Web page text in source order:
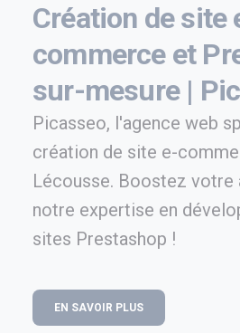
Création de site
commerce et
sur-mesure |
Picasseo, l'agence web
création de site e-
Lécousse. Boostez votre
notre expertise en
sites Prestashop !
EN SAVOIR PLUS